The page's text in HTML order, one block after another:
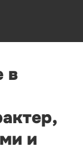
в
и